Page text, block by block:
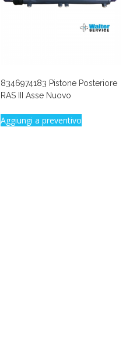
8346974183 Pistone Posteriore
RAS III Asse Nuovo
Aggiungi a preventivo